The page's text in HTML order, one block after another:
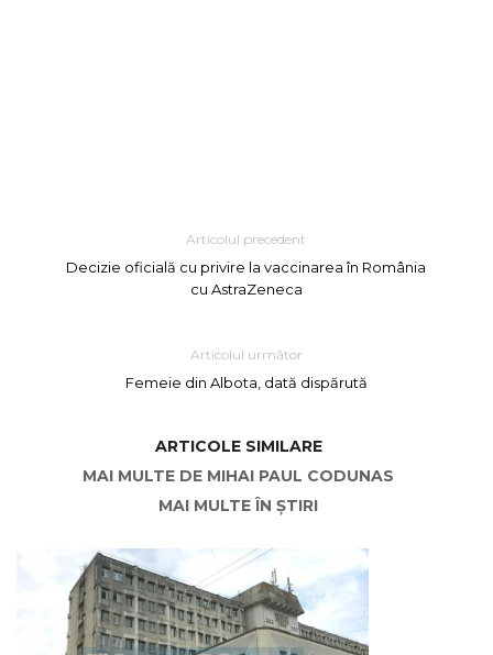
Articolul precedent
Decizie oficială cu privire la vaccinarea în România
cu AstraZeneca
Articolul următor
Femeie din Albota, dată dispărută
ARTICOLE SIMILARE
MAI MULTE DE MIHAI PAUL CODUNAS
MAI MULTE ÎN ȘTIRI